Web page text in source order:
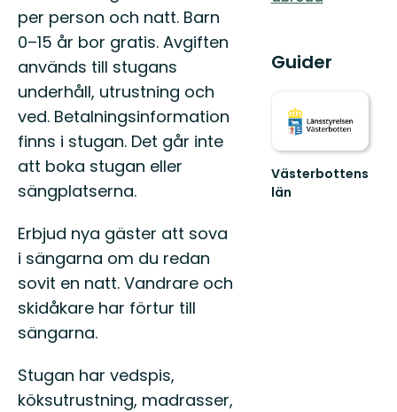
per person och natt. Barn
0–15 år bor gratis. Avgiften
används till stugans
underhåll, utrustning och
ved. Betalningsinformation
finns i stugan. Det går inte
att boka stugan eller
sängplatserna.
Erbjud nya gäster att sova
i sängarna om du redan
sovit en natt. Vandrare och
skidåkare har förtur till
sängarna.
Stugan har vedspis,
köksutrustning, madrasser,
Guider
Västerbottens
län